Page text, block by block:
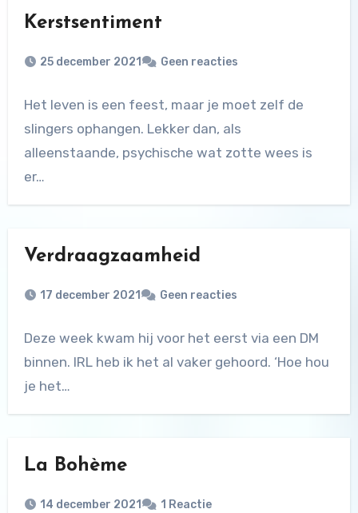
Kerstsentiment
25 december 2021 Geen reacties
Het leven is een feest, maar je moet zelf de
slingers ophangen. Lekker dan, als
alleenstaande, psychische wat zotte wees is
er…
Verdraagzaamheid
17 december 2021 Geen reacties
Deze week kwam hij voor het eerst via een DM
binnen. IRL heb ik het al vaker gehoord. ‘Hoe hou
je het…
La Bohème
14 december 2021 1 Reactie